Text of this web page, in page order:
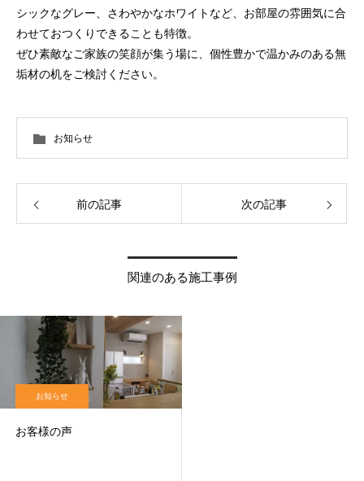
シックなグレー、さわやかなホワイトなど、お部屋の雰囲気に合
わせておつくりできることも特徴。
ぜひ素敵なご家族の笑顔が集う場に、個性豊かで温かみのある無
垢材の机をご検討ください。
お知らせ
前の記事 次の記事
関連のある施工事例
お知らせ
お客様の声